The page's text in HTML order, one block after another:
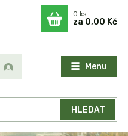
Menu
HLEDAT
0ks
za 0,00 Kč